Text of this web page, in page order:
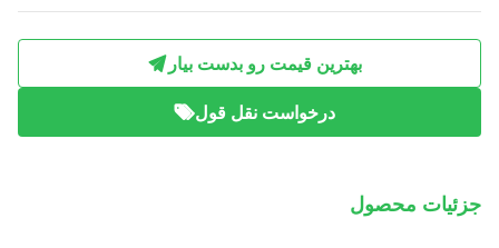
بهترین قیمت رو بدست بیار
درخواست نقل قول
جزئیات محصول